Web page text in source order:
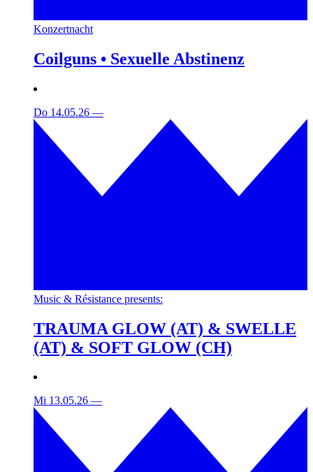
Konzertnacht
Coilguns • Sexuelle Abstinenz
Do 14.05.26 —
Music & Résistance presents:
TRAUMA GLOW (AT) & SWELLE
(AT) & SOFT GLOW (CH)
Mi 13.05.26 —